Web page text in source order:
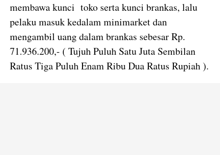
membawa kunci toko serta kunci brankas, lalu
pelaku masuk kedalam minimarket dan
mengambil uang dalam brankas sebesar Rp.
71.936.200,- ( Tujuh Puluh Satu Juta Sembilan
Ratus Tiga Puluh Enam Ribu Dua Ratus Rupiah ).